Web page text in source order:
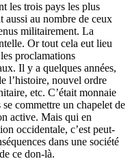
les trois pays les plus
aussi au nombre de ceux
militairement. La
Or tout cela eut lieu
proclamations
Il y a quelques années,
l’histoire, nouvel ordre
etc. C’était monnaie
commettre un chapelet de
active. Mais qui en
occidentale, c’est peut-
dans une société
ce don-là.